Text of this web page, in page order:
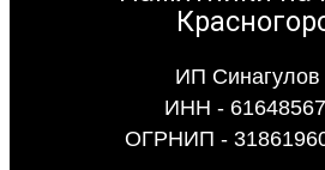
ИП Синагулов
ИНН -
ОГРНИП -